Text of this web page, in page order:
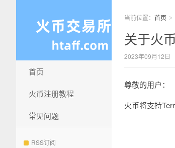
首页
火币注册教程
常见问题
RSS订阅
当前位置： 首页 >
关于火
2023年09月12日
尊敬的用户：
火币将支持